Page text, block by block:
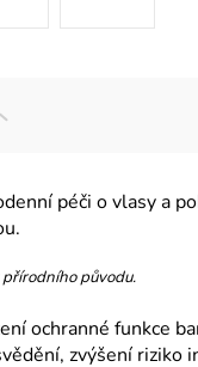
péči o vlasy a
původu.
ochranné funkce
zvýšení riziko